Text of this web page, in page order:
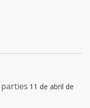
11 de abril de